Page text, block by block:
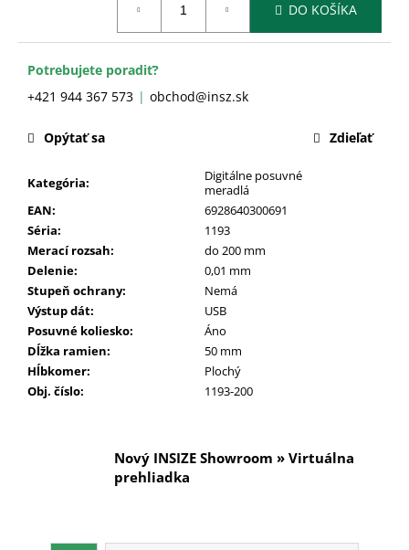
DO KOŠÍKA
Potrebujete poradiť?
+421 944 367 573
obchod@insz.sk
Kategória:
Digitálne posuvné
meradlá
EAN:
6928640300691
Séria:
1193
Merací rozsah:
do 200 mm
Delenie:
0,01 mm
Stupeň ochrany:
Nemá
Výstup dát:
USB
Posuvné koliesko:
Áno
Dĺžka ramien:
50 mm
Hĺbkomer:
Plochý
Obj. číslo: 1193-200
Opýtať sa Zdieľať
Nový INSIZE Showroom » Virtuálna
prehliadka